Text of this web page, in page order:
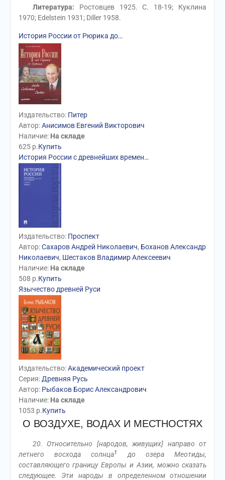
Литература: Ростовцев 1925. С. 18-19; Куклина
1970; Edelstein 1931; Diller 1958.
История России от Рюрика до…
Издательство: Питер
Автор:Анисимов Евгений Викторович
Наличие: На складе
625р.Купить
История России с древнейших времен…
Издательство: Проспект
Автор:Сахаров Андрей Николаевич, Боханов Александр
Николаевич, Шестаков Владимир Алексеевич
Наличие: На складе
508 р.Купить
Язычество древней Руси
Издательство:Академический проект
Серия: Древняя Русь
Автор: Рыбаков Борис Александрович
Наличие: На складе
1053 р.Купить
О ВОЗДУХЕ, ВОДАХ И МЕСТНОСТЯХ
20. Относительно [народов, живущих] направо от
летнего восхода солнца1
до озера Меотиды,
составляющего границу Европы и Азии, можно сказать
следующее. Эти народы в определенном отношении